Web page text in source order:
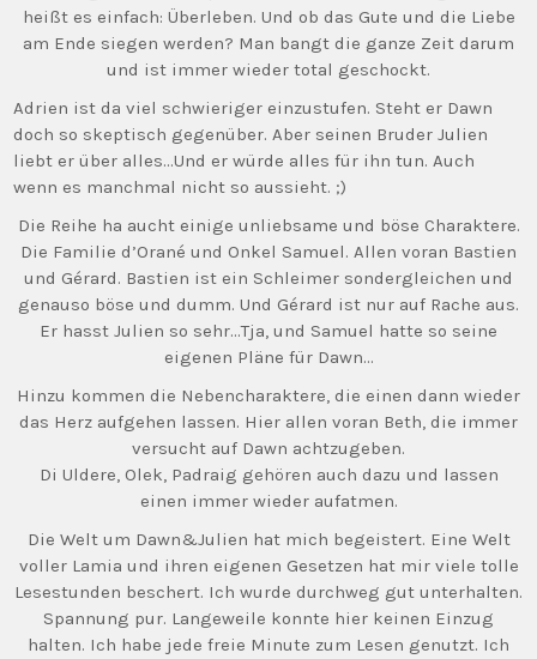
heißt es einfach: Überleben. Und ob das Gute und die Liebe
am Ende siegen werden? Man bangt die ganze Zeit darum
und ist immer wieder total geschockt.
Adrien ist da viel schwieriger einzustufen. Steht er Dawn
doch so skeptisch gegenüber. Aber seinen Bruder Julien
liebt er über alles…Und er würde alles für ihn tun. Auch
wenn es manchmal nicht so aussieht. ;)
Die Reihe ha aucht einige unliebsame und böse Charaktere.
Die Familie d’Orané und Onkel Samuel. Allen voran Bastien
und Gérard. Bastien ist ein Schleimer sondergleichen und
genauso böse und dumm. Und Gérard ist nur auf Rache aus.
Er hasst Julien so sehr…Tja, und Samuel hatte so seine
eigenen Pläne für Dawn…
Hinzu kommen die Nebencharaktere, die einen dann wieder
das Herz aufgehen lassen. Hier allen voran Beth, die immer
versucht auf Dawn achtzugeben.
Di Uldere, Olek, Padraig gehören auch dazu und lassen
einen immer wieder aufatmen.
Die Welt um Dawn&Julien hat mich begeistert. Eine Welt
voller Lamia und ihren eigenen Gesetzen hat mir viele tolle
Lesestunden beschert. Ich wurde durchweg gut unterhalten.
Spannung pur. Langeweile konnte hier keinen Einzug
halten. Ich habe jede freie Minute zum Lesen genutzt. Ich